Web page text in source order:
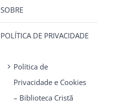
SOBRE
POLÍTICA DE PRIVACIDADE
Política de
Privacidade e Cookies
– Biblioteca Cristã